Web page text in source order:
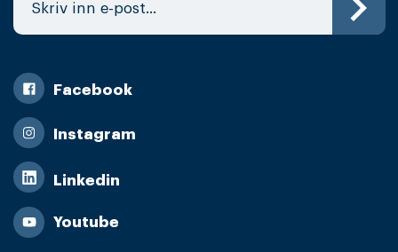
Facebook
Instagram
Linkedin
Youtube